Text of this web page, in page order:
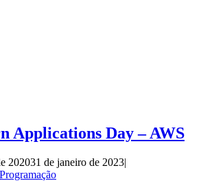
Applications Day – AWS
202031 de janeiro de 2023
Programação